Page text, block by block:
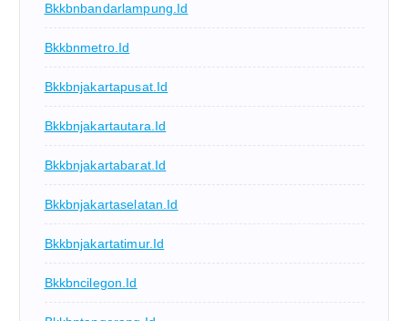
Bkkbnbandarlampung.id
Bkkbnmetro.id
Bkkbnjakartapusat.id
Bkkbnjakartautara.id
Bkkbnjakartabarat.id
Bkkbnjakartaselatan.id
Bkkbnjakartatimur.id
Bkkbncilegon.id